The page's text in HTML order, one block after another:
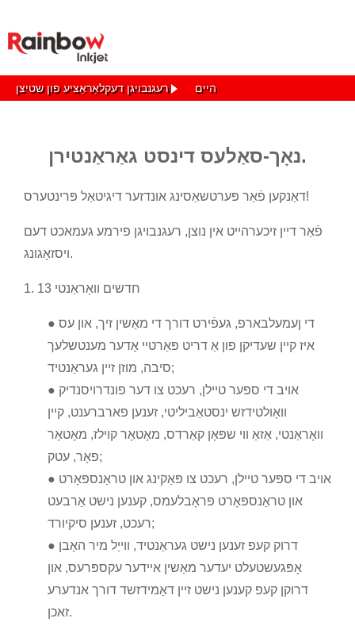
היים רעגנבויגן דעקלאַראַציע פון ​​שטיצן
נאָך-סאַלעס דינסט גאַראַנטירן.
דאַנקען פֿאַר פּערטשאַסינג אונדזער דיגיטאַל פּרינטערס!
פֿאַר דיין זיכערהייט אין נוצן, רעגנבויגן פירמע געמאכט דעם
ויסזאָגונג.
1. 13 חדשים וואָראַנטי
● די ןעמעלבארפ, געפֿירט דורך די מאַשין זיך, און עס
איז קיין שעדיקן פון אַ דריט פּאַרטיי אָדער מענטשלעך
סיבה, מוזן זיין געראַנטיד;
● אויב די ספּער טיילן, רעכט צו דער פונדרויסנדיק
וואָולטידזש ינסטאַביליטי, זענען פארברענט, קיין
וואָראַנטי, אַזאַ ווי שפּאָן קאַרדס, מאָטאָר קוילז, מאָטאָר
פאָר, עטק;
● אויב די ספּער טיילן, רעכט צו פּאַקינג און טראַנספּאָרט
און טראַנספּאָרט פּראָבלעמס, קענען נישט אַרבעט
רעכט, זענען סיקיורד;
● דרוק קעפ זענען נישט געראַנטיד, ווייַל מיר האָבן
אָפּגעשטעלט יעדער מאַשין איידער עקספּרעס, און
דרוקן קעפ קענען נישט זיין דאַמידזשד דורך אנדערע
זאכן.